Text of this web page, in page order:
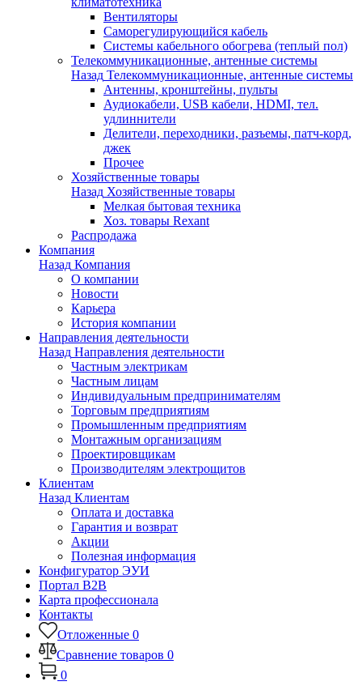
Вентиляторы
Саморегулирующийся кабель
Системы кабельного обогрева (теплый пол)
Телекоммуникационные, антенные системы
Назад Телекоммуникационные, антенные системы
Антенны, кронштейны, пульты
Аудиокабели, USB кабели, HDMI, тел.
удлиннители
Делители, переходники, разъемы, патч-корд,
джек
Прочее
Хозяйственные товары
Назад Хозяйственные товары
Мелкая бытовая техника
Хоз. товары Rexant
Распродажа
Компания
Назад Компания
О компании
Новости
Карьера
История компании
Направления деятельности
Назад Направления деятельности
Частным электрикам
Частным лицам
Индивидуальным предпринимателям
Торговым предприятиям
Промышленным предприятиям
Монтажным организациям
Проектировщикам
Производителям электрощитов
Клиентам
Назад Клиентам
Оплата и доставка
Гарантия и возврат
Акции
Полезная информация
Конфигуратор ЭУИ
Портал B2B
Карта профессионала
Контакты
Отложенные 0
Сравнение товаров 0
0